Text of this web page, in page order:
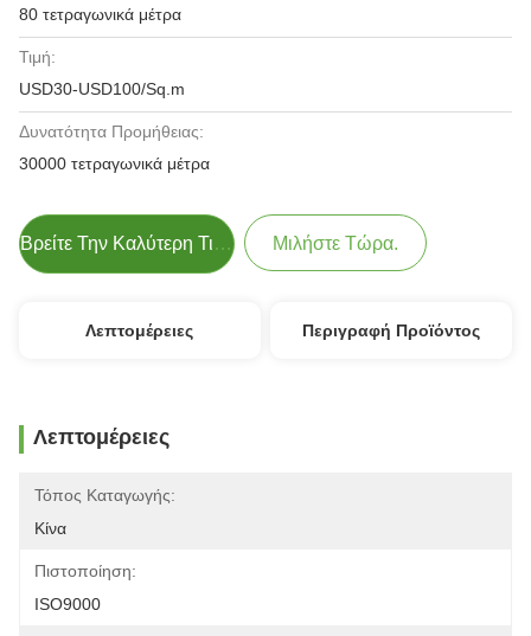
80 τετραγωνικά μέτρα
Τιμή:
USD30-USD100/Sq.m
Δυνατότητα Προμήθειας:
30000 τετραγωνικά μέτρα
Βρείτε Την Καλύτερη Τιμή Μιλήστε Τώρα.
Λεπτομέρειες Περιγραφή Προϊόντος
Λεπτομέρειες
Τόπος Καταγωγής:
Κίνα
Πιστοποίηση:
ISO9000